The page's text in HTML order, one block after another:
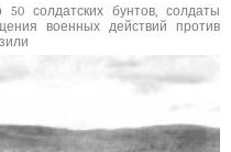
солдатских бунтов, солдаты
военных действий против